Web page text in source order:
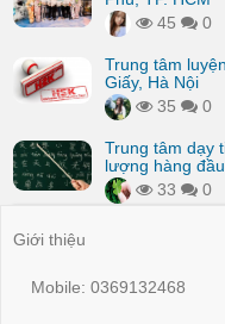
45
0
Trung tâm
Giấy, Hà Nội
35
0
Trung tâm dạy
lượng hàng
33
0
Giới thiệu
Mobile: 0369132468